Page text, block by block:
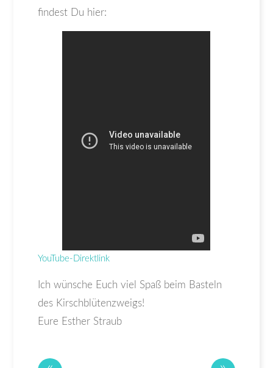
findest Du hier:
YouTube-Direktlink
Ich wünsche Euch viel Spaß beim Basteln
des Kirschblütenzweigs!
Eure Esther Straub